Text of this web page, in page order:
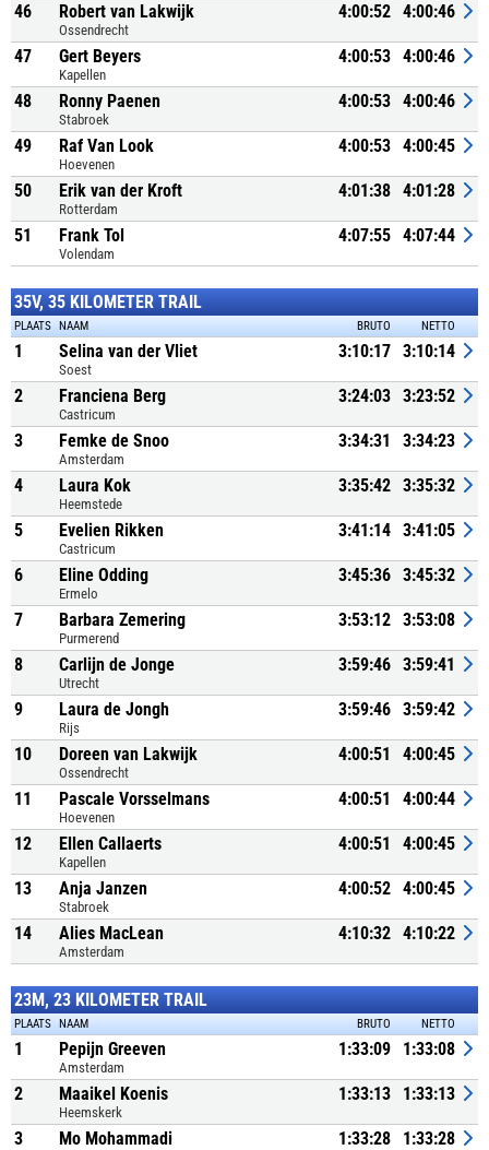
46 Robert van Lakwijk
Ossendrecht
4:00:52 4:00:46
47 Gert Beyers
Kapellen
4:00:53 4:00:46
48 Ronny Paenen
Stabroek
4:00:53 4:00:46
49 Raf Van Look
Hoevenen
4:00:53 4:00:45
50 Erik van der Kroft
Rotterdam
4:01:38 4:01:28
51 Frank Tol
Volendam
4:07:55 4:07:44
35V, 35 KILOMETER TRAIL
PLAATS NAAM BRUTO NETTO
1 Selina van der Vliet
Soest
3:10:17 3:10:14
2 Franciena Berg
Castricum
3:24:03 3:23:52
3 Femke de Snoo
Amsterdam
3:34:31 3:34:23
4 Laura Kok
Heemstede
3:35:42 3:35:32
5 Evelien Rikken
Castricum
3:41:14 3:41:05
6 Eline Odding
Ermelo
3:45:36 3:45:32
7 Barbara Zemering
Purmerend
3:53:12 3:53:08
8 Carlijn de Jonge
Utrecht
3:59:46 3:59:41
9 Laura de Jongh
Rijs
3:59:46 3:59:42
10 Doreen van Lakwijk
Ossendrecht
4:00:51 4:00:45
11 Pascale Vorsselmans
Hoevenen
4:00:51 4:00:44
12 Ellen Callaerts
Kapellen
4:00:51 4:00:45
13 Anja Janzen
Stabroek
4:00:52 4:00:45
14 Alies MacLean
Amsterdam
4:10:32 4:10:22
23M, 23 KILOMETER TRAIL
PLAATS NAAM BRUTO NETTO
1 Pepijn Greeven
Amsterdam
1:33:09 1:33:08
2 Maaikel Koenis
Heemskerk
1:33:13 1:33:13
3 Mo Mohammadi 1:33:28 1:33:28